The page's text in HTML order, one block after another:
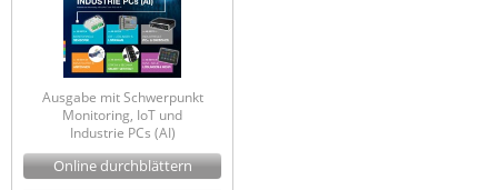
Ausgabe mit Schwerpunkt
Monitoring, IoT und
Industrie PCs (AI)
Online durchblättern